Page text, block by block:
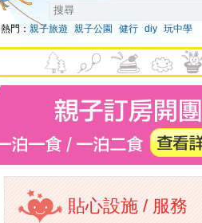
熱門： 親子旅遊 親子公園 健行 diy 玩中學
貼心設施 / 服務